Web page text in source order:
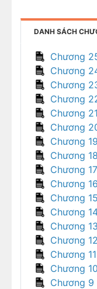
DANH SÁCH
Chương
Chương
Chương
Chương
Chương 21
Chương
Chương 19
Chương 18
Chương 17
Chương 16
Chương 15
Chương
Chương 13
Chương 12
Chương 11
Chương 10
Chương 9